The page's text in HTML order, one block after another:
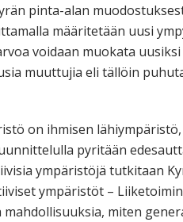
pinta-alan
määritetään uusi
voidaan muokata
muuttujia eli tällöin
on ihmisen
pyritään
ympäristöjä tutkitaan
ympäristöt –
miten